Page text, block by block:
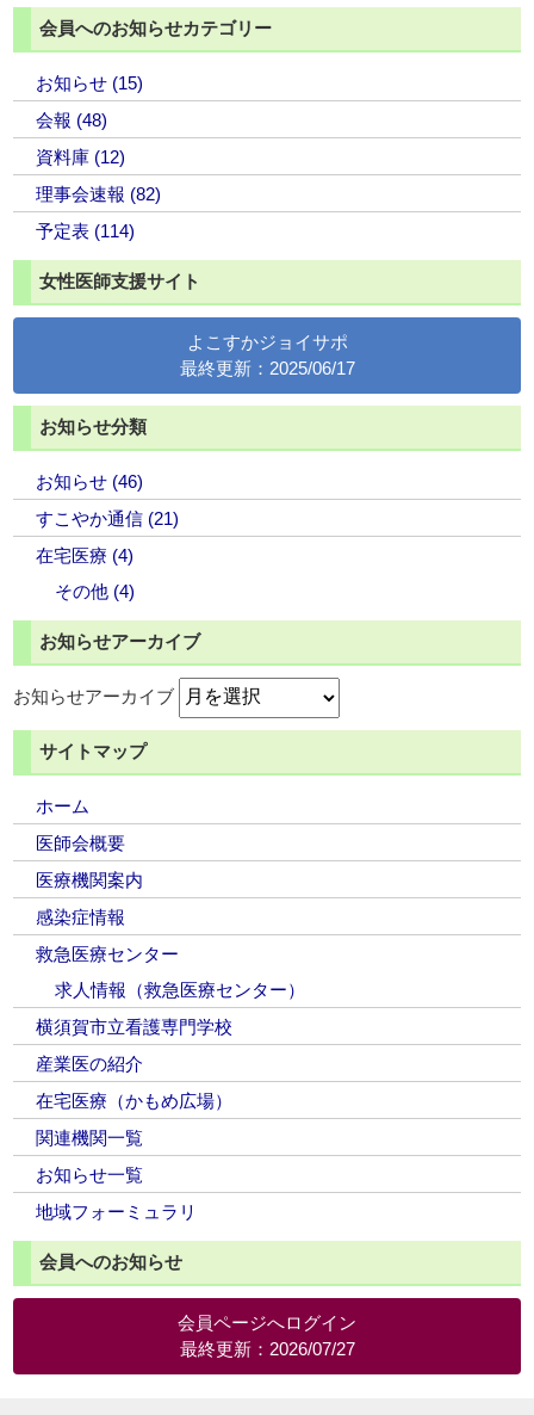
会員へのお知らせカテゴリー
お知らせ (15)
会報 (48)
資料庫 (12)
理事会速報 (82)
予定表 (114)
女性医師支援サイト
よこすかジョイサポ
最終更新：2025/06/17
お知らせ分類
お知らせ (46)
すこやか通信 (21)
在宅医療 (4)
その他 (4)
お知らせアーカイブ
お知らせアーカイブ
サイトマップ
ホーム
医師会概要
医療機関案内
感染症情報
救急医療センター
求人情報（救急医療センター）
横須賀市立看護専門学校
産業医の紹介
在宅医療（かもめ広場）
関連機関一覧
お知らせ一覧
地域フォーミュラリ
会員へのお知らせ
会員ページへログイン
最終更新：2026/07/27